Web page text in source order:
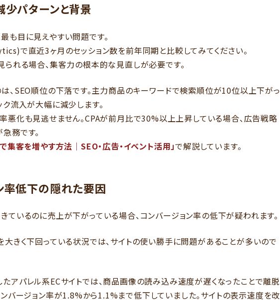
少パターンと背景
も目に見えやすい問題です。
で直近3ヶ月のセッション数を前年同期と比較してみてください。
れる場合、集客力の根本的な見直しが必要です。
、SEO順位の下落です。主力商品のキーワードで検索順位が10位以上下がっ
ク流入が大幅に減少します。
悪化も見逃せません。CPAが前月比で30%以上上昇している場合、広告戦略
務です。
集客を増やす方法｜SEO・広告・イベント活用」で解説しています。
率低下の隠れた要因
ているのに売上が下がっている場合、コンバージョン率の低下が疑われます。
きく下回っている状況では、サイトの使い勝手に問題があることが多いので
アパレル系ECサイトでは、商品画像の読み込み速度が遅くなったことで離脱
バージョン率が1.8%から1.1%まで低下していました。サイトの表示速度を改